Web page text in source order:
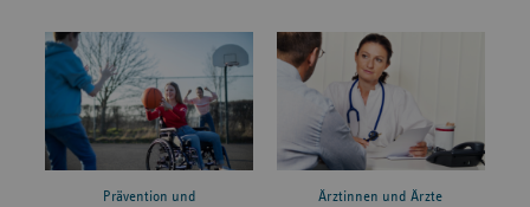
Prävention und
Ärztinnen und Ärzte